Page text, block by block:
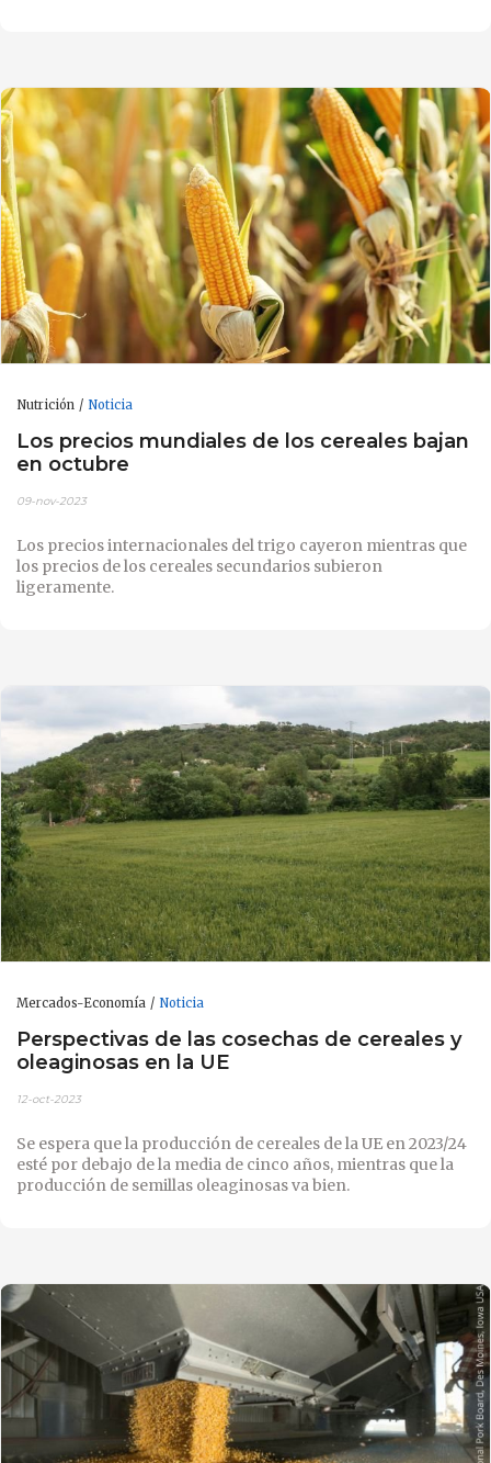
Nutrición Noticia
Los precios mundiales de los cereales bajan
en octubre
09-nov-2023
Los precios internacionales del trigo cayeron mientras que
los precios de los cereales secundarios subieron
ligeramente.
Mercados-Economía Noticia
Perspectivas de las cosechas de cereales y
oleaginosas en la UE
12-oct-2023
Se espera que la producción de cereales de la UE en 2023/24
esté por debajo de la media de cinco años, mientras que la
producción de semillas oleaginosas va bien.